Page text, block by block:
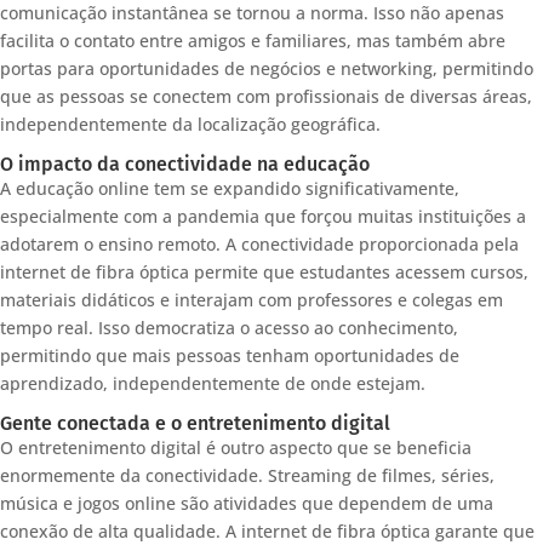
comunicação instantânea se tornou a norma. Isso não apenas
facilita o contato entre amigos e familiares, mas também abre
portas para oportunidades de negócios e networking, permitindo
que as pessoas se conectem com profissionais de diversas áreas,
independentemente da localização geográfica.
O impacto da conectividade na educação
A educação online tem se expandido significativamente,
especialmente com a pandemia que forçou muitas instituições a
adotarem o ensino remoto. A conectividade proporcionada pela
internet de fibra óptica permite que estudantes acessem cursos,
materiais didáticos e interajam com professores e colegas em
tempo real. Isso democratiza o acesso ao conhecimento,
permitindo que mais pessoas tenham oportunidades de
aprendizado, independentemente de onde estejam.
Gente conectada e o entretenimento digital
O entretenimento digital é outro aspecto que se beneficia
enormemente da conectividade. Streaming de filmes, séries,
música e jogos online são atividades que dependem de uma
conexão de alta qualidade. A internet de fibra óptica garante que